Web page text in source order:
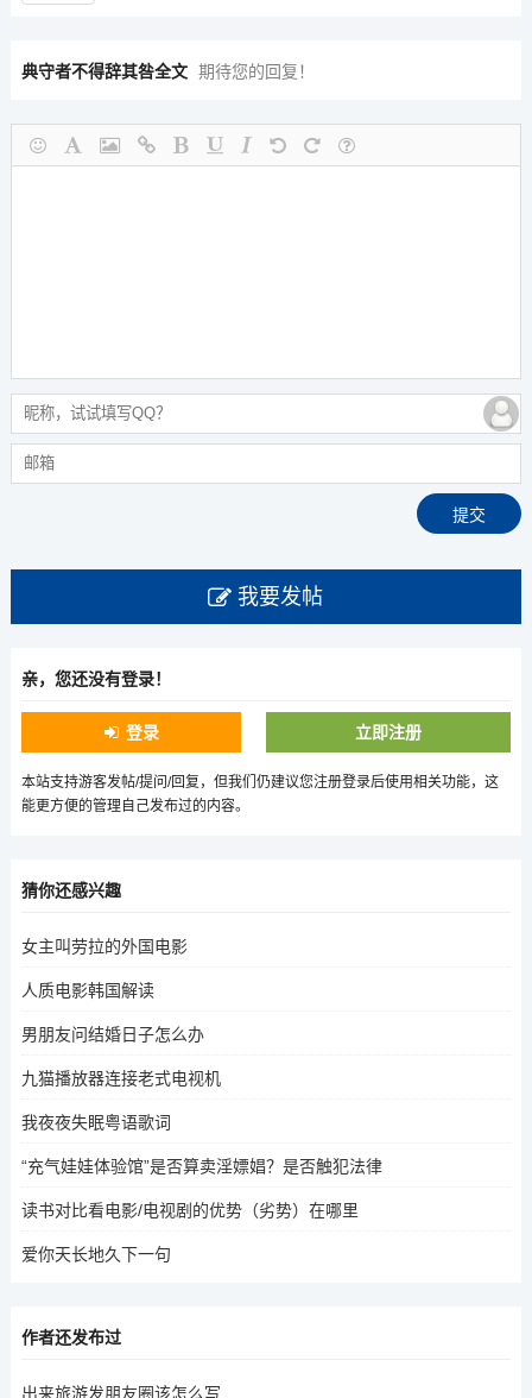
典守者不得辞其咎全文 期待您的回复！
我要发帖
亲，您还没有登录！
登录 立即注册
本站支持游客发帖/提问/回复，但我们仍建议您注册登录后使用相关功能，这
能更方便的管理自己发布过的内容。
猜你还感兴趣
女主叫劳拉的外国电影
人质电影韩国解读
男朋友问结婚日子怎么办
九猫播放器连接老式电视机
我夜夜失眠粤语歌词
“充气娃娃体验馆”是否算卖淫嫖娼？是否触犯法律
读书对比看电影/电视剧的优势（劣势）在哪里
爱你天长地久下一句
作者还发布过
出来旅游发朋友圈该怎么写